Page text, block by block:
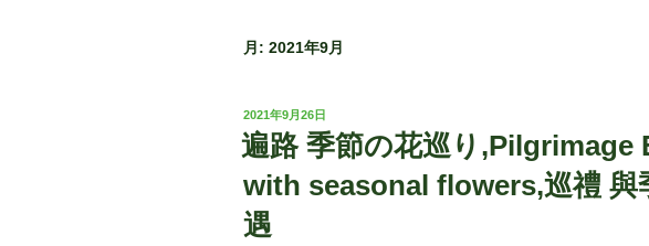
月: 2021年9月
投
稿
日:
2021年9月26日
遍路 季節の花巡り,Pilgrimage
with seasonal flowers,巡禮 與
遇